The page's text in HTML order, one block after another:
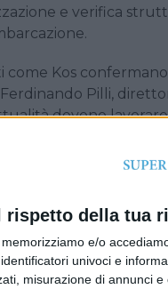
rispetto della tua
memorizziamo e/o
univoci e
misurazione di annunci
e verifica
Kos
Pilli,
devono
all’affidabilità
di
e i principali sistemi
delle acque e
revisione dei
continuità operativa.